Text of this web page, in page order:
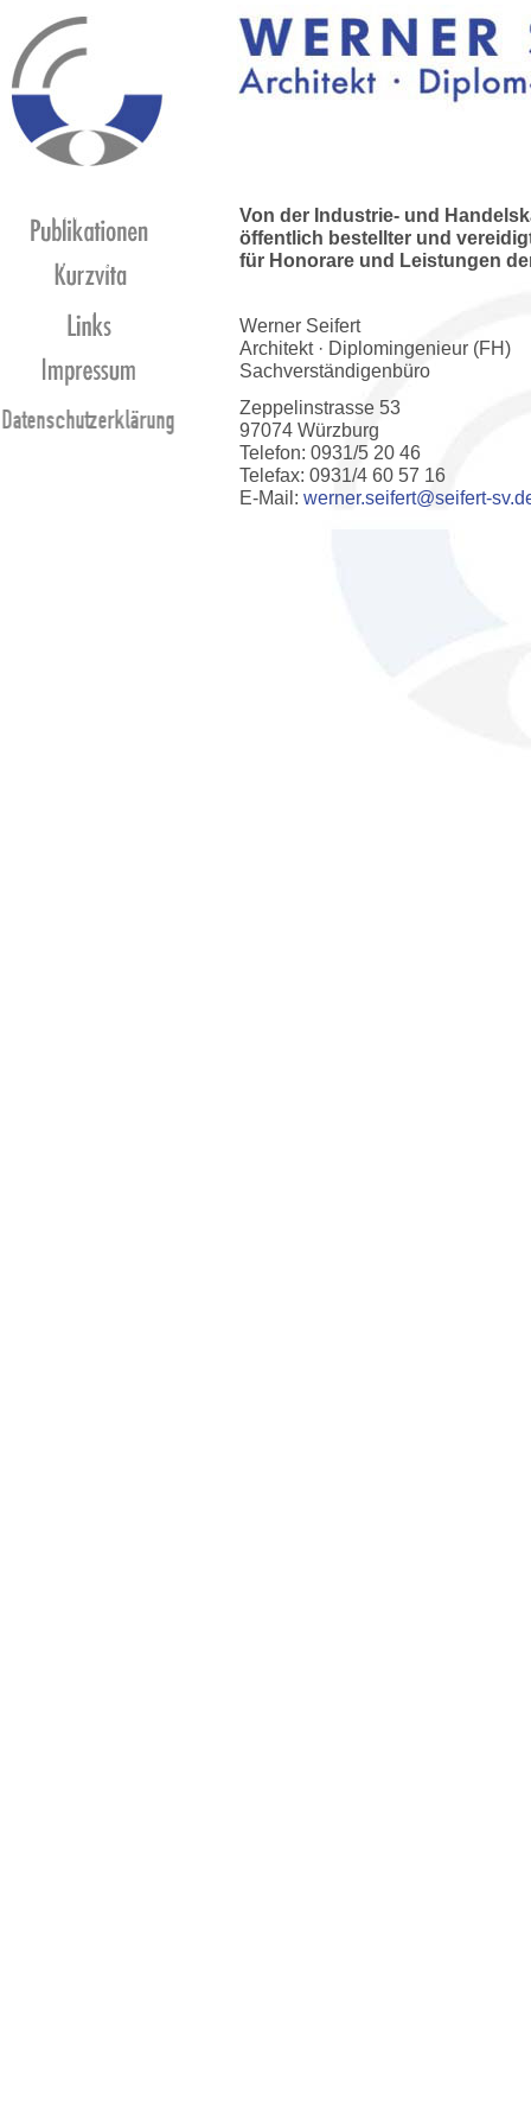
Publikationen
Kurzvita
Links
Von der Industrie- und
öffentlich bestellter und
für Honorare und Leistungen
Werner Seifert
Architekt · Diplomingenieur (FH)
Sachverständigenbüro
Zeppelinstrasse 53
97074 Würzburg
Telefon: 0931/5 20 46
Telefax: 0931/4 60 57 16
E-Mail: werner.seifert@seifert-